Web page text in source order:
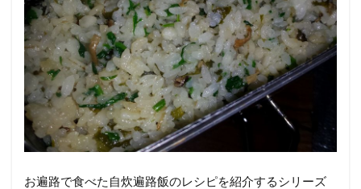
お遍路で食べた自炊遍路飯のレシピを紹介するシリーズ